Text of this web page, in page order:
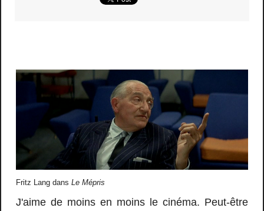
Fritz Lang dans Le Mépris
J'aime de moins en moins le cinéma. Peut-être